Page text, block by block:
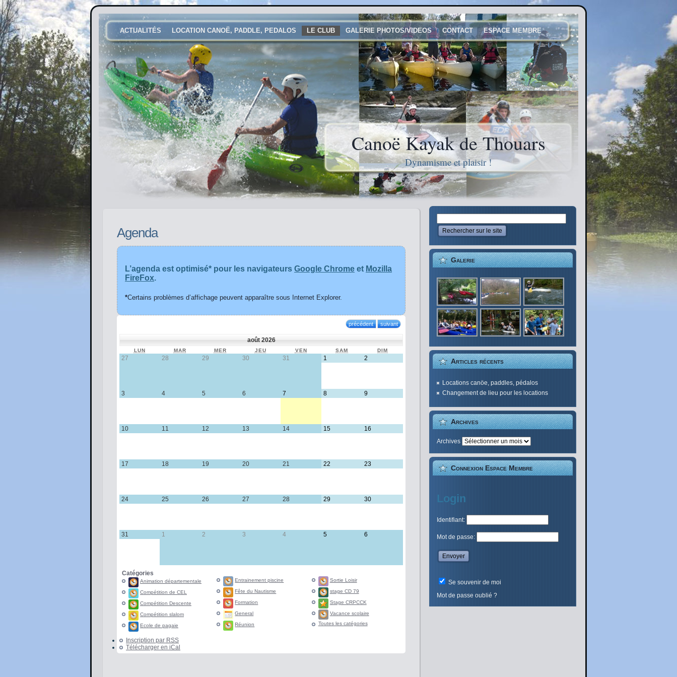
ACTUALITÉS LOCATION CANOË, PADDLE, PEDALOS LE CLUB GALERIE PHOTOS/VIDEOS CONTACT ESPACE MEMBRE
Canoë Kayak de Thouars
Dynamisme et plaisir !
Agenda
L’agenda est optimisé* pour les navigateurs Google Chrome et Mozilla
FireFox.
*Certains problèmes d’affichage peuvent apparaître sous Internet Explorer.
précédent suivant
août 2026
LUN MAR MER MERCREDIJEU VEN VENDREDISAM DIM
27 27 juillet 2026
28 28 juillet 2026
29 29 juillet 2026
30 30 juillet 2026
31 31 juillet 20261 2
3 4 5 6 7 8 9
10 10 août 202611 11 août 202612 12 août 202613 13 août 202614 14 août 202615 15 août 202616
2026
17 17 août 202618 18 août 202619 19 août 202620 20 août 202621 21 août 202622 22 août 202623
2026
24 24 août 202625 25 août 202626 26 août 202627 27 août 202628 28 août 202629 29 août 202630
2026
31 31 août 20261 1 septembre 2026
2 2 septembre 2026
3 3 septembre 2026
4 4 septembre 2026
5 5 septembre 2026
6
Catégories
Animation départementale
Compétition de CEL
Compétition Descente
Compétition slalom
Ecole de pagaie
Entrainement piscine
Fête du Nautisme
Formation
General
Réunion
Sortie Loisir
stage CD 79
Stage CRPCCK
Vacance scolaire
Toutes les catégories
Inscription par RSS
Télécharger en iCal
Galerie
Articles récents
Locations canöe, paddles, pédalos
Changement de lieu pour les locations
Archives
Archives
Connexion Espace Membre
Login
Identifiant:
Mot de passe:
Se souvenir de moi
Mot de passe oublié ?